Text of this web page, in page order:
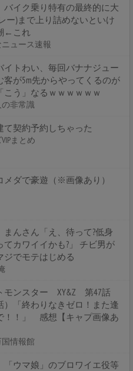
バイク乗り特有の最終的に大
ー)まで上り詰めないといけ
←これ
ュース速報
イトわい、毎回バナナジュー
客が5m先からやってくるのが
こう」なるｗｗｗｗｗｗ
非常識
て契約予約しちゃった
まとめ
メダで豪遊（※画像あり）
まんさん「え、待って?低身
てカワイイかも?」 チビ男が
ジでモテはじめる
モンスター XY&Z 第47話
）「終わりなきゼロ！また逢
！！」 感想【キャプ画像あ
情報館
「ウマ娘」のブロワイエ役等